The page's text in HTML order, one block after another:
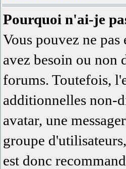
Pourquoi n'ai-je
Vous pouvez ne
avez besoin ou non
forums. Toutefois,
additionnelles non-
avatar, une
groupe
est donc